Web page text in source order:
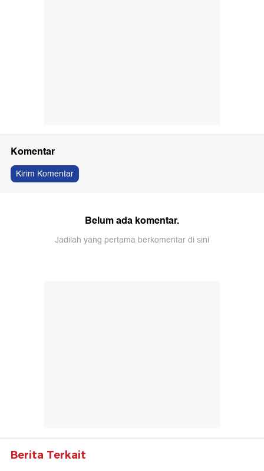
Komentar
Kirim Komentar
Belum ada komentar.
Jadilah yang pertama berkomentar di sini
Berita Terkait